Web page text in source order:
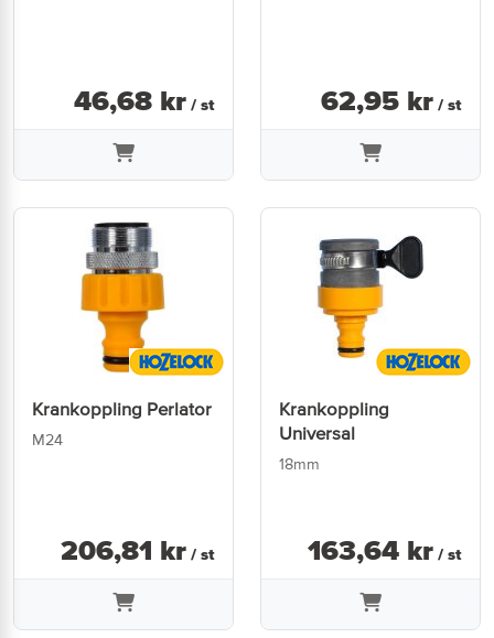
46,68 kr / st 62,95 kr / st
Krankoppling Perlator
M24
206,81 kr / st
Krankoppling
Universal
18mm
163,64 kr / st